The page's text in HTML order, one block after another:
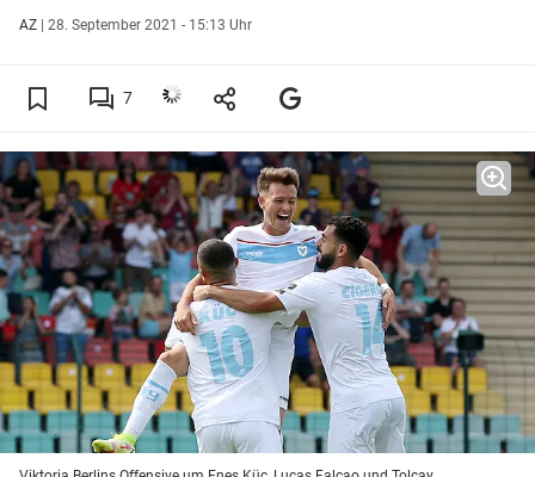
AZ | 28. September 2021 - 15:13 Uhr
7